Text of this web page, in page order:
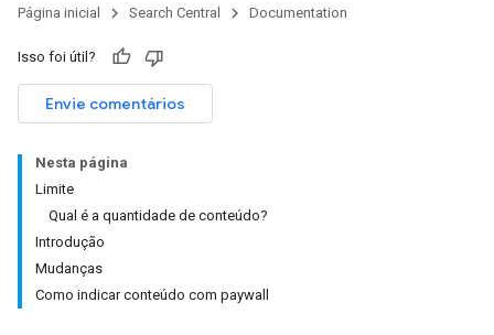
Página inicial Search Central Documentation
Isso foi útil?
Envie comentários
Nesta página
Limite
Qual é a quantidade de conteúdo?
Introdução
Mudanças
Como indicar conteúdo com paywall